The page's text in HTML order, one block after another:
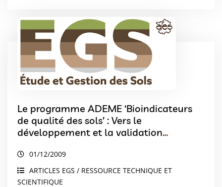
Le programme ADEME ‘Bioindicateurs
de qualité des sols’ : Vers le
développement et la validation
protection des sols
01/12/2009
ARTICLES EGS / RESSOURCE TECHNIQUE ET
SCIENTIFIQUE